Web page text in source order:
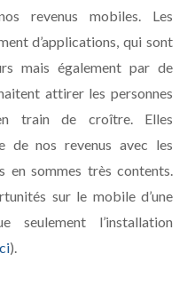
revenus mobiles. Les
d’applications, qui sont
mais également par de
attirer les personnes
train de croître. Elles
de nos revenus avec les
en sommes très contents.
sur le mobile d’une
l’installation
).